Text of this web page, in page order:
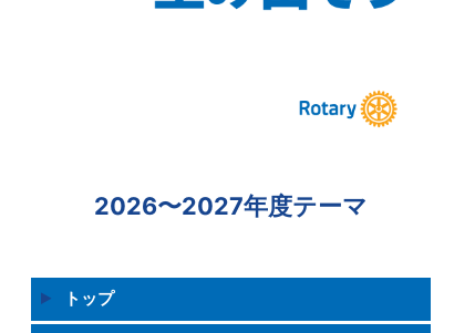
2026〜2027年度テーマ
トップ